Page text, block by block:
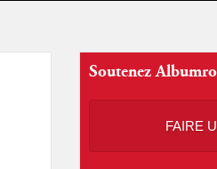
Soutenez
FAIRE